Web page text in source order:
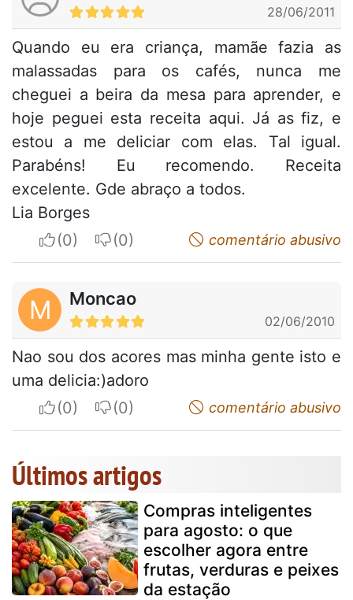
28/06/2011
Quando eu era criança, mamãe fazia as
malassadas para os cafés, nunca me
cheguei a beira da mesa para aprender, e
hoje peguei esta receita aqui. Já as fiz, e
estou a me deliciar com elas. Tal igual.
Parabéns! Eu recomendo. Receita
excelente. Gde abraço a todos.
Lia Borges
I apreciateI do not appreciatecomentário abusivo
M Moncao
02/06/2010
Nao sou dos acores mas minha gente isto e
uma delicia:)adoro
I apreciateI do not appreciatecomentário abusivo
Últimos artigos
Compras inteligentes
para agosto: o que
escolher agora entre
frutas, verduras e peixes
da estação